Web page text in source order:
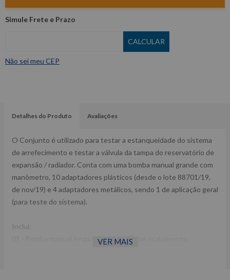
Não sei meu CEP
Detalhes do Produto Avaliações
O Conjunto é utilizado para testar a estanqueidade do sistema
de arrefecimento e testar a válvula da tampa do reservatório de
expansão / radiador. Conta com uma bomba manual grande com
manômetro, 10 adaptadores plásticos (desde o lote 88701/19,
de nov/19) e 4 adaptadores metálicos, sendo 1 de aplicação geral
(para teste do sistema).
Inclui:
01 - Bomba manual longa em alumínio, com acabamento
VER MAIS